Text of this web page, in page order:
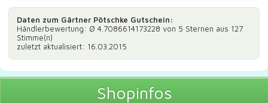
Daten zum Gärtner Pötschke Gutschein:
Händlerbewertung: Ø 4.7086614173228 von 5 Sternen aus 127
Stimme(n)
zuletzt aktualisiert: 16.03.2015
Shopinfos